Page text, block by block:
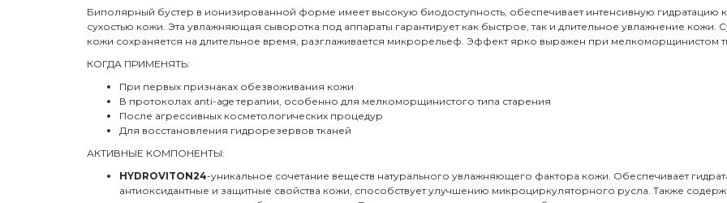
Биполярный бустер в ионизированной форме имеет высокую биодоступность, обеспечивает интенсивную гидратацию
сухостью кожи. Эта увлажняющая сыворотка под аппараты гарантирует как быстрое, так и длительное увлажнение кожи.
кожи сохраняется на длительное время, разглаживается микрорельеф. Эффект ярко выражен при мелкоморщинистом
КОГДА ПРИМЕНЯТЬ:
При первых признаках обезвоживания кожи
В протоколах anti-age терапии, особенно для мелкоморщинистого типа старения
После агрессивных косметологических процедур
Для восстановления гидрорезервов тканей
АКТИВНЫЕ КОМПОНЕНТЫ:
HYDROVITON24-уникальное сочетание веществ натурального увлажняющего фактора кожи. Обеспечивает
антиоксидантные и защитные свойства кожи, способствует улучшению микроциркуляторного русла. Также